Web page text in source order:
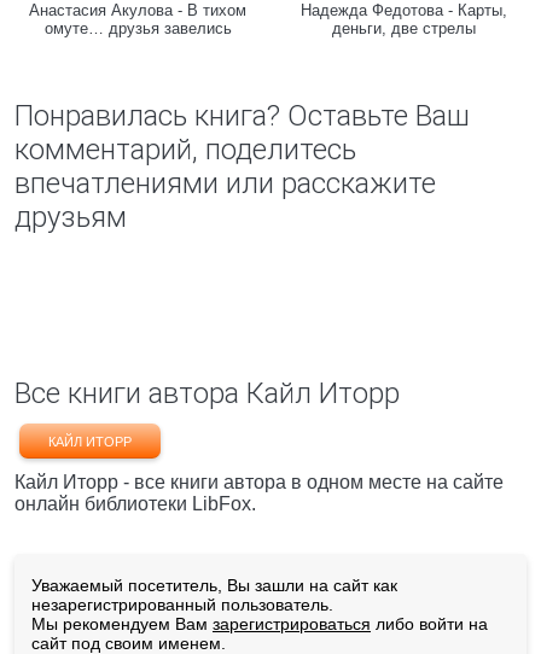
Анастасия Акулова - В тихом
омуте… друзья завелись
Надежда Федотова - Карты,
деньги, две стрелы
Понравилась книга? Оставьте Ваш
комментарий, поделитесь
впечатлениями или расскажите
друзьям
Все книги автора Кайл Иторр
КАЙЛ ИТОРР
Кайл Иторр - все книги автора в одном месте на сайте
онлайн библиотеки LibFox.
Уважаемый посетитель, Вы зашли на сайт как
незарегистрированный пользователь.
Мы рекомендуем Вам зарегистрироваться либо войти на
сайт под своим именем.